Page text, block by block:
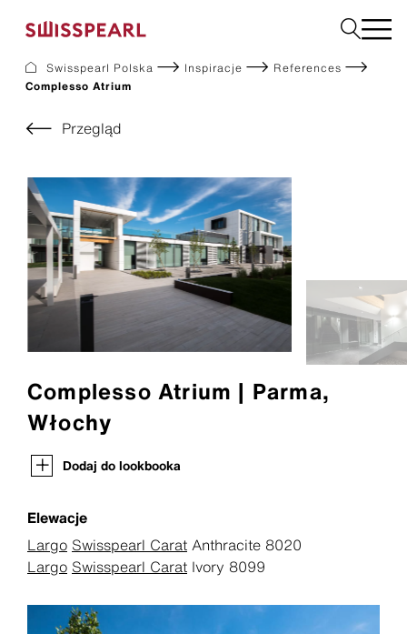
O nas
Usługi
Do pobrania
Zrównoważony rozwój
Elewacje
Dachy
Płyty użytkowe
Ogród
Zamów próbkę
Swisspearl Polska Inspiracje
References
Complesso Atrium
Przegląd
Complesso Atrium | Parma,
Włochy
Dodaj do lookbooka
Elewacje
Largo Swisspearl Carat Anthracite 8020
Largo Swisspearl Carat Ivory 8099